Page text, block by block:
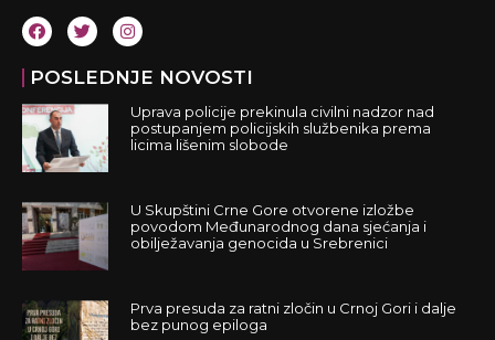
POSLEDNJE NOVOSTI
Uprava policije prekinula civilni nadzor nad
postupanjem policijskih službenika prema
licima lišenim slobode
U Skupštini Crne Gore otvorene izložbe
povodom Međunarodnog dana sjećanja i
obilježavanja genocida u Srebrenici
Prva presuda za ratni zločin u Crnoj Gori i dalje
bez punog epiloga